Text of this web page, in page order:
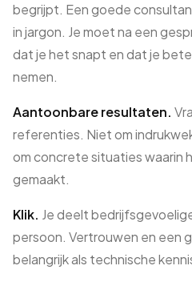
begrijpt. Een goede
in jargon. Je moet na een
dat je het snapt en dat je
nemen.
Aantoonbare resultaten.
referenties. Niet om
om concrete situaties waarin
gemaakt.
Klik. Je deelt
persoon. Vertrouwen en een
belangrijk als technische